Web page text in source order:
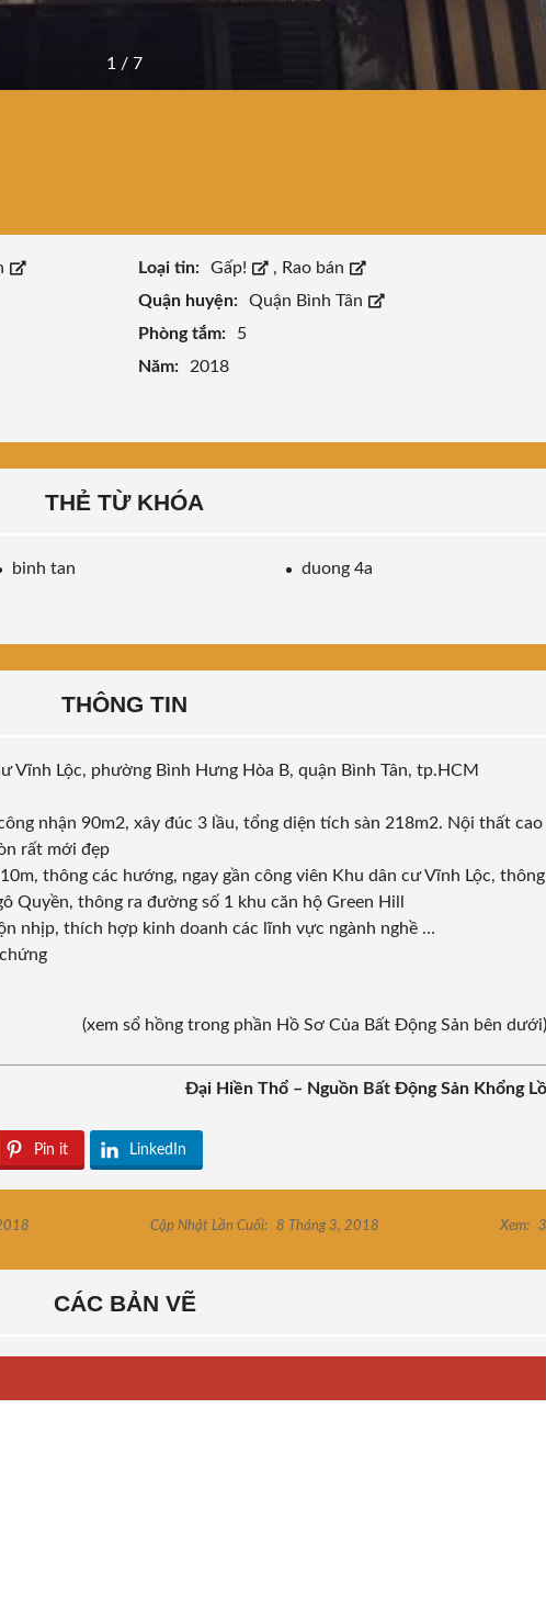
1 / 7
Loại tin: Gấp! , Rao bán
Quận huyện:
Quận Bình Tân
Phòng tắm:
5
Năm:
2018
THẺ TỪ KHÓA
binh tan
duong 4a
THÔNG TIN
Vĩnh Lộc, phường Bình Hưng Hòa B, quận Bình Tân, tp.HCM
nhận 90m2, xây đúc 3 lầu, tổng diện tích sàn 218m2. Nội thất cao
rất mới đẹp
thông các hướng, ngay gần công viên Khu dân cư Vĩnh Lộc, thông
Quyền, thông ra đường số 1 khu căn hộ Green Hill
nhịp, thích hợp kinh doanh các lĩnh vực ngành nghề …
(xem sổ hồng trong phần Hồ Sơ Của Bất Động Sản bên dưới)
Đại Hiền Thổ – Nguồn Bất Động Sản Khổng Lồ
Pin it LinkedIn
Cập Nhật Lần Cuối: 8 Tháng 3, 2018 Xem:
CÁC BẢN VẼ